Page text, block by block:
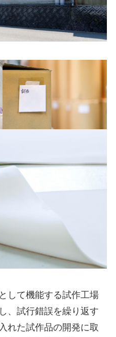
して機能する試作工場
、試行錯誤を繰り返す
れた試作品の開発に取